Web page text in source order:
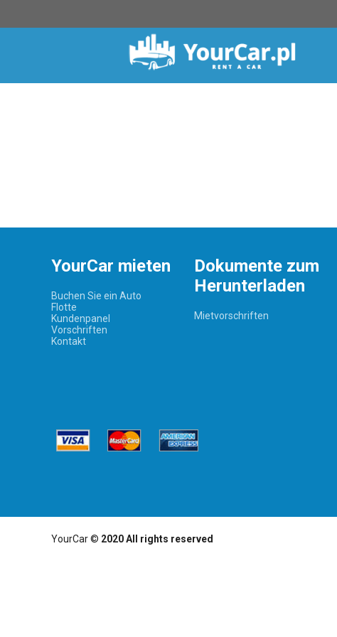
YourCar mieten
Buchen Sie ein Auto
Flotte
Kundenpanel
Vorschriften
Kontakt
Dokumente zum
Herunterladen
Mietvorschriften
YourCar © 2020 All rights reserved